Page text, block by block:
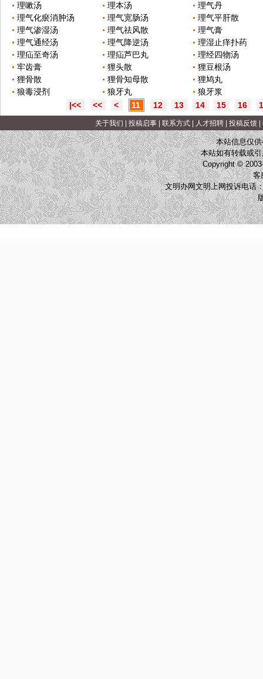
理嗽汤
理本汤
理气丹
理气化瘀消肿汤
理气宽肠汤
理气平肝散
理气渗湿汤
理气祛风散
理气膏
理气通经汤
理气降逆汤
理湿止痒扑药
理疝至奇汤
理疝芦巴丸
理经四物汤
牢齿膏
狸头散
狸豆根汤
狸骨散
狸骨知母散
狸鸠丸
狼毒浸剂
狼牙丸
狼牙浆
|<<
<< < 11 12 13 14 15 16
关于我们 |投稿启事 |联系方式 人才招聘 |投稿反馈 |
本站信息仅
本站如有转载或
Copyright ©
客
文明办网文明上网投诉电话